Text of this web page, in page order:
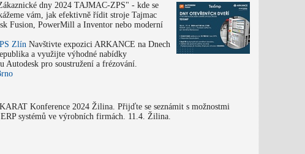
dny 2024 TAJMAC-ZPS" - kde se
vám, jak efektivně řídit stroje Tajmac
Fusion, PowerMill a Inventor nebo moderní
ZlínNavštivte expozici ARKANCE na Dnech
a využijte výhodné nabídky
pro soustružení a frézování.
Konference 2024 Žilina. Přijďte se seznámit s možnostmi
systémů ve výrobních firmách. 11.4. Žilina.